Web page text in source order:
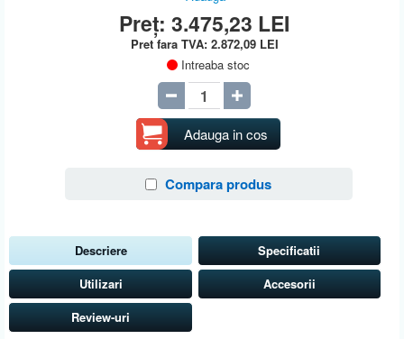
Preț:3.475,23 LEI
Pret fara TVA: 2.872,09 LEI
Intreaba stoc
Adauga in cos
Compara produs
Descriere
Specificatii
Utilizari
Accesorii
Review-uri